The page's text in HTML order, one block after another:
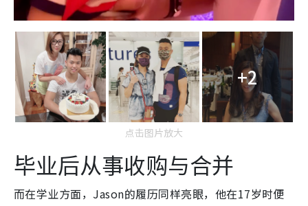
+2
点击图片放大
毕业后从事收购与合并
而在学业方面，Jason的履历同样亮眼，他在17岁时便